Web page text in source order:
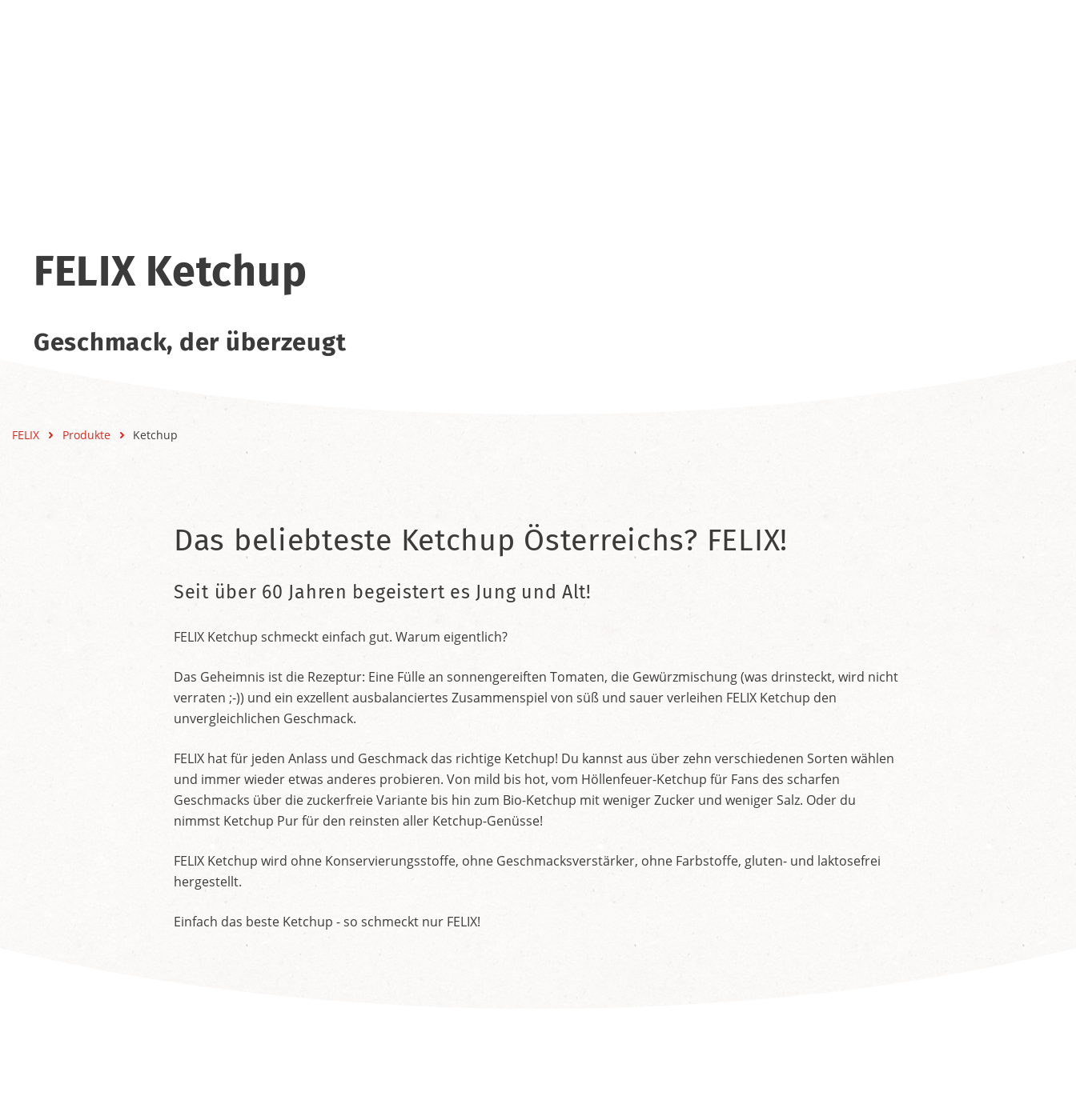
FELIX Ketchup
Geschmack, der überzeugt
FELIX Produkte Ketchup
Das beliebteste Ketchup Österreichs? FELIX!
Seit über 60 Jahren begeistert es Jung und Alt!
FELIX Ketchup schmeckt einfach gut. Warum eigentlich?
Das Geheimnis ist die Rezeptur: Eine Fülle an sonnengereiften Tomaten, die Gewürzmischung (was drinsteckt, wird nicht
verraten ;-)) und ein exzellent ausbalanciertes Zusammenspiel von süß und sauer verleihen FELIX Ketchup den
unvergleichlichen Geschmack.
FELIX hat für jeden Anlass und Geschmack das richtige Ketchup! Du kannst aus über zehn verschiedenen Sorten wählen
und immer wieder etwas anderes probieren. Von mild bis hot, vom Höllenfeuer-Ketchup für Fans des scharfen
Geschmacks über die zuckerfreie Variante bis hin zum Bio-Ketchup mit weniger Zucker und weniger Salz. Oder du
nimmst Ketchup Pur für den reinsten aller Ketchup-Genüsse!
FELIX Ketchup wird ohne Konservierungsstoffe, ohne Geschmacksverstärker, ohne Farbstoffe, gluten- und laktosefrei
hergestellt.
Einfach das beste Ketchup - so schmeckt nur FELIX!